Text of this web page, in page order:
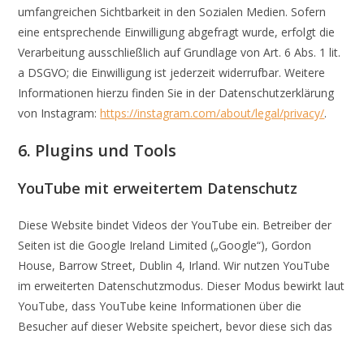
umfangreichen Sichtbarkeit in den Sozialen Medien. Sofern
eine entsprechende Einwilligung abgefragt wurde, erfolgt die
Verarbeitung ausschließlich auf Grundlage von Art. 6 Abs. 1 lit.
a DSGVO; die Einwilligung ist jederzeit widerrufbar. Weitere
Informationen hierzu finden Sie in der Datenschutzerklärung
von Instagram:https://instagram.com/about/legal/privacy/.
6. Plugins und Tools
YouTube mit erweitertem Datenschutz
Diese Website bindet Videos der YouTube ein. Betreiber der
Seiten ist die Google Ireland Limited („Google“), Gordon
House, Barrow Street, Dublin 4, Irland. Wir nutzen YouTube
im erweiterten Datenschutzmodus. Dieser Modus bewirkt laut
YouTube, dass YouTube keine Informationen über die
Besucher auf dieser Website speichert, bevor diese sich das